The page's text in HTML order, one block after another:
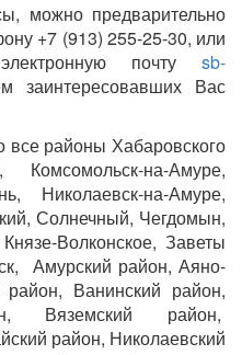
можно предварительно
+7 (913) 255-25-30, или
почтуsb-
заинтересовавших Вас
все районы Хабаровского
Комсомольск-на-Амуре,
Николаевск-на-Амуре,
Солнечный, Чегдомын,
Волконское, Заветы
Амурский район, Аяно-
Ванинский район,
Вяземский район,
район, Николаевский